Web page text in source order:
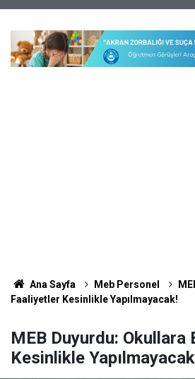
Ana Sayfa Meb Personel
Faaliyetler Kesinlikle Yapılmayacak!
MEB Duyurdu: Okullara
Kesinlikle